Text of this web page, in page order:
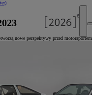
nowe perspektywy przed motorsportem